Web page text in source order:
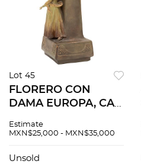
Lot 45
FLORERO CON
DAMA EUROPA, CA.
policromada
Leolamher 64 cm de
Estimate
MXN$25,000 - MXN$35,000
Unsold